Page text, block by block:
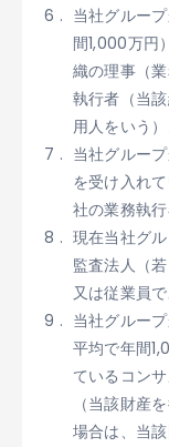
当社グルー
間1,000万円
織の理事（
執行者（当
用人をいう）
当社グルー
を受け入れ
社の業務執行
現在当社グ
監査法人（
又は従業員で
当社グルー
平均で年間
ているコン
（当該財産
場合は、当